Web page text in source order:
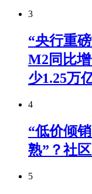
3
“央行重
M2同比
少1.25万
4
“低价倾
熟”？社
5